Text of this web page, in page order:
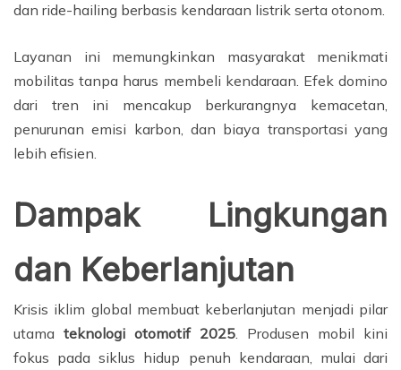
dan ride-hailing berbasis kendaraan listrik serta otonom.
Layanan ini memungkinkan masyarakat menikmati
mobilitas tanpa harus membeli kendaraan. Efek domino
dari tren ini mencakup berkurangnya kemacetan,
penurunan emisi karbon, dan biaya transportasi yang
lebih efisien.
Dampak Lingkungan
dan Keberlanjutan
Krisis iklim global membuat keberlanjutan menjadi pilar
utama teknologi otomotif 2025. Produsen mobil kini
fokus pada siklus hidup penuh kendaraan, mulai dari